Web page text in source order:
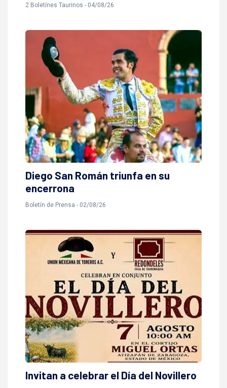
2 Boletínes Taurinos - 04/08/26
Diego San Román triunfa en su
encerrona
Boletí­n de Prensa - 02/08/26
Invitan a celebrar el Día del Novillero